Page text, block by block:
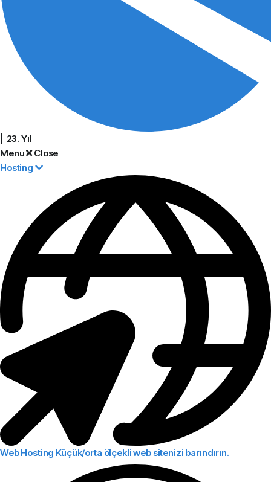
| 23. Yıl
Menu Close
Hosting
Web Hosting Küçük/orta ölçekli web sitenizi barındırın.